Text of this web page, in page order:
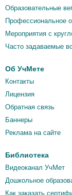
Образовательные
Профессиональное
Мероприятия c
Часто задаваемые
Об УчМете
Контакты
Лицензия
Обратная связь
Баннеры
Реклама на сайте
Библиотека
Видеоканал УчМет
Дошкольное
Как заказать